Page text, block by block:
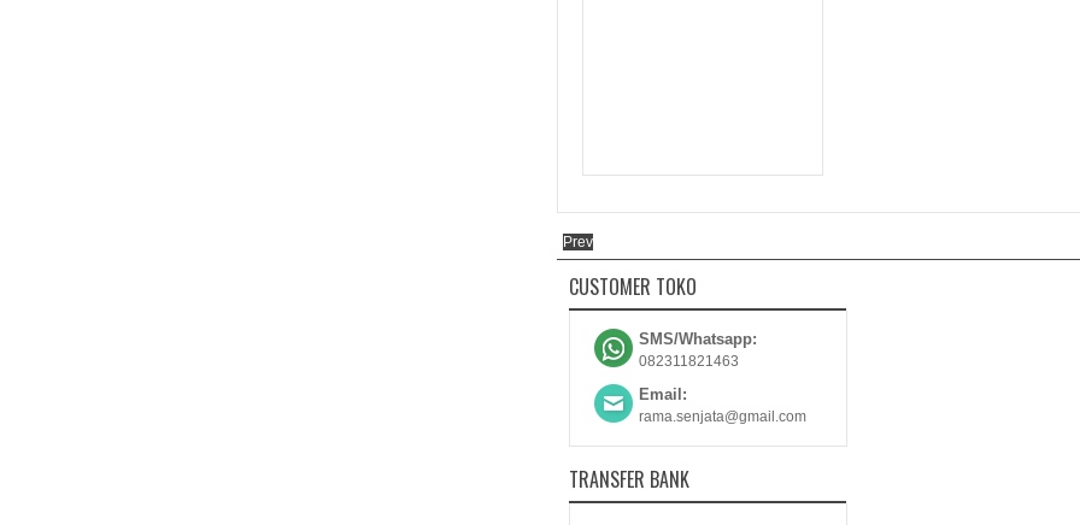
Prev
CUSTOMER TOKO
SMS/Whatsapp:
082311821463
Email:
rama.senjata@gmail.com
TRANSFER BANK